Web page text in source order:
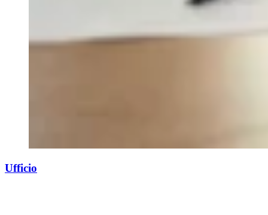
Ufficio